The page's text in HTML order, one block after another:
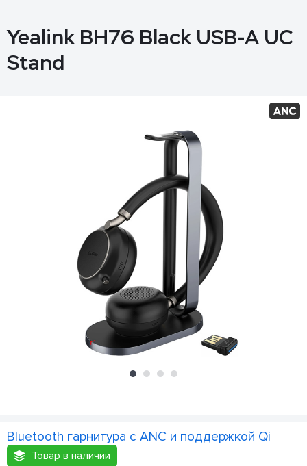
Yealink BH76 Black USB-A UC
Stand
Bluetooth гарнитура с ANC и поддержкой Qi
Товар в наличии